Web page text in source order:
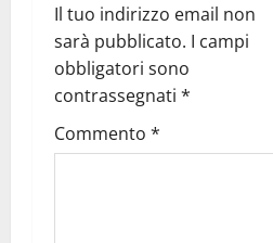
Il tuo indirizzo email non
sarà pubblicato. I campi
obbligatori sono
contrassegnati *
Commento *